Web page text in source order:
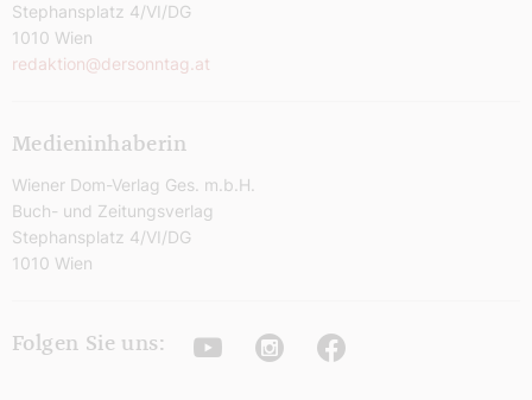
Stephansplatz 4/VI/DG
1010 Wien
redaktion@dersonntag.at
Medieninhaberin
Wiener Dom-Verlag Ges. m.b.H.
Buch- und Zeitungsverlag
Stephansplatz 4/VI/DG
1010 Wien
Folgen Sie uns: YoutubeInstagramFacebook